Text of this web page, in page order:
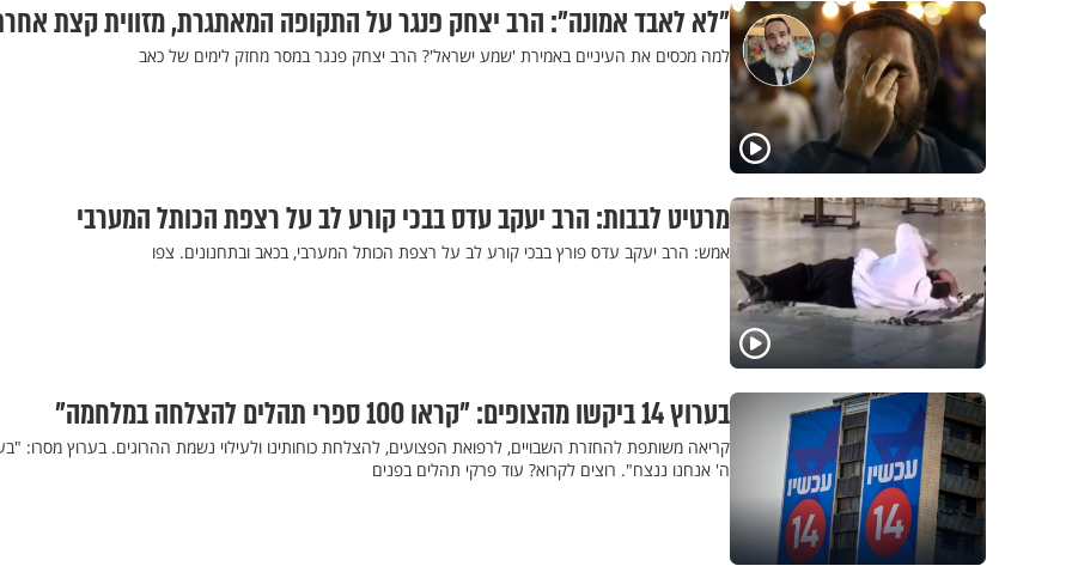
"לא לאבד אמונה": הרב יצחק פנגר על התקופה המאתגרת, מזווית קצת
למה מכסים את העיניים באמירת 'שמע ישראל'? הרב יצחק פנגר במסר מחזק לימים של כאב
מרטיט לבבות: הרב יעקב עדס בבכי קורע לב על רצפת הכותל המערבי
אמש: הרב יעקב עדס פורץ בבכי קורע לב על רצפת הכותל המערבי, בכאב ובתחנונים. צפו
בערוץ 14 ביקשו מהצופים: "קראו 100 ספרי תהלים להצלחה במלחמה"
קריאה משותפת להחזרת השבויים, לרפואת הפצועים, להצלחת כוחותינו ולעילוי נשמת ההרוגים. בערוץ מסרו:
ה' אנחנו ננצח". רוצים לקרוא? עוד פרקי תהלים בפנים